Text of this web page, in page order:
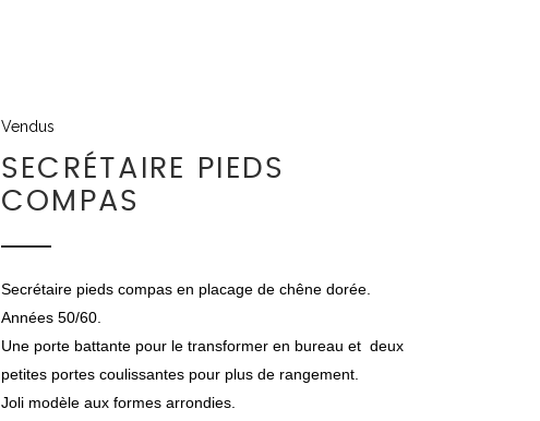
Vendus
SECRÉTAIRE PIEDS
COMPAS
Secrétaire pieds compas en placage de chêne dorée.
Années 50/60.
Une porte battante pour le transformer en bureau et deux
petites portes coulissantes pour plus de rangement.
Joli modèle aux formes arrondies.